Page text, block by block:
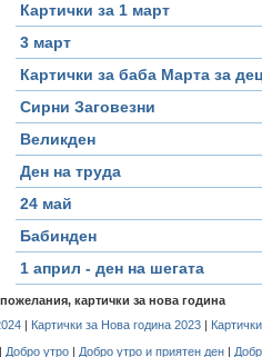
Картички за 1 март
3 март
Картички за баба Марта за
Сирни Заговезни
Великден
Ден на труда
24 май
Бабинден
1 април - ден на шегата
картички за нова година
| Картички за Нова година 2023|
Добро утро| Добро утро и приятен ден|